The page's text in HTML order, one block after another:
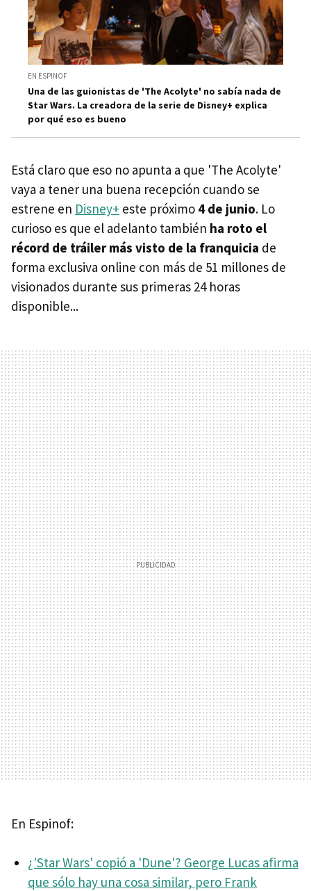
EN ESPINOF
Una de las guionistas de 'The Acolyte' no sabía nada de
Star Wars. La creadora de la serie de Disney+ explica
por qué eso es bueno
Está claro que eso no apunta a que 'The Acolyte'
vaya a tener una buena recepción cuando se
estrene en Disney+ este próximo 4 de junio. Lo
curioso es que el adelanto también ha roto el
récord de tráiler más visto de la franquicia de
forma exclusiva online con más de 51 millones de
visionados durante sus primeras 24 horas
disponible...
En Espinof:
¿'Star Wars' copió a 'Dune'? George Lucas afirma
que sólo hay una cosa similar, pero Frank